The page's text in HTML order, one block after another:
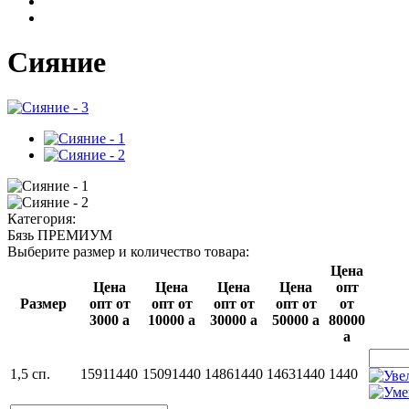
Сияние
Категория:
Бязь ПРЕМИУМ
Выберите размер и количество товара:
Размер
Цена
опт от
3000 a
Цена
опт от
10000 a
Цена
опт от
30000 a
Цена
опт от
50000 a
Цена
опт
от
80000
a
1,5 сп. 15911440 15091440 14861440 14631440 1440